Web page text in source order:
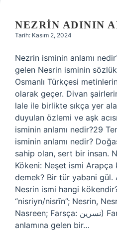
NEZRIN ADININ
Tarih: Kasım 2, 2024
Nezrin isminin anlamı
gelen Nesrin isminin sözlük
Osmanlı Türkçesi
olarak geçer. Divan
lale ile birlikte sıkça yer
duyulan özlemi ve aşk
isminin anlamı nedir?29
isminin anlamı nedir?
sahip olan, sert bir insan.
Kökeni: Neşet ismi
demek? Bir tür yabani gül.
Nesrin ismi hangi
“nisriyn/nisrīn”; Nesrin,
Nasreen; Farsça: نسرين) Farsçada “yabani gül”
anlamına gelen bir…